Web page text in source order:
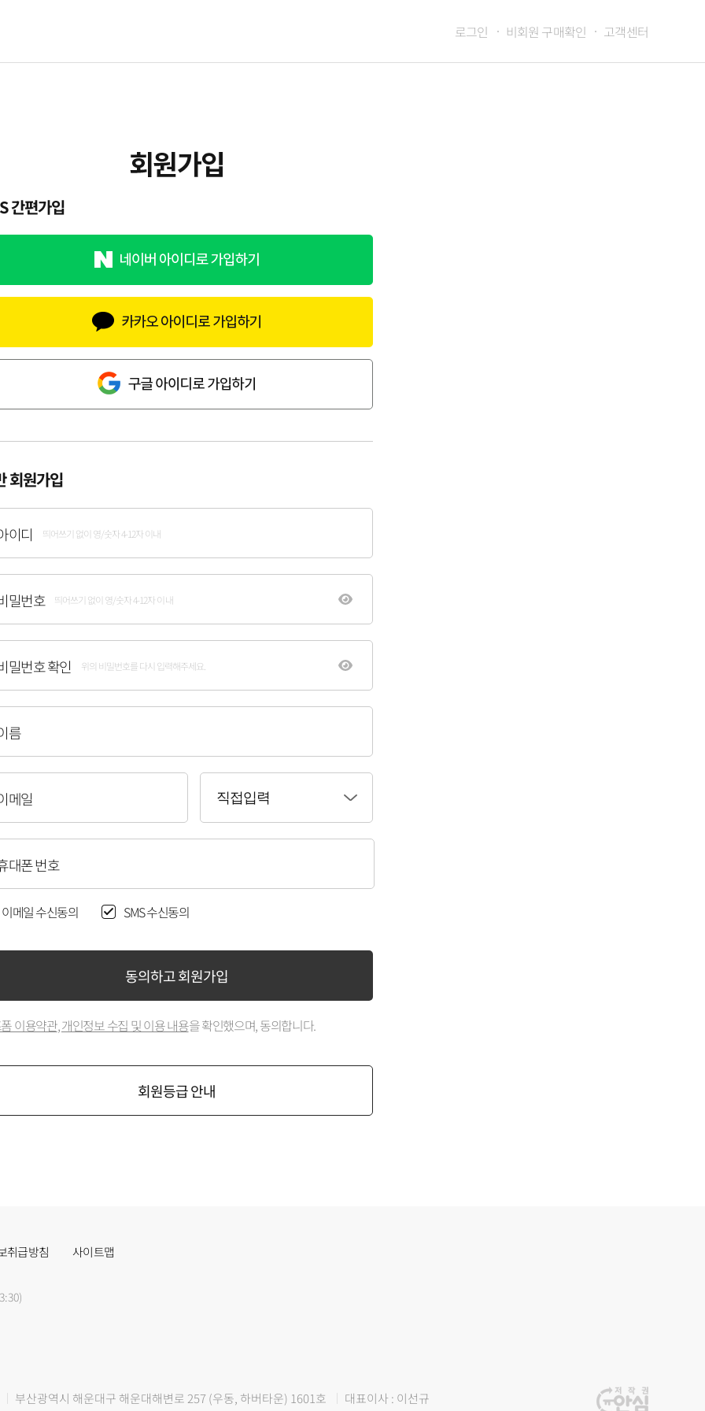
로그인 비회원 구매확인 고객센터
간편가입
회원가입
이디 띄어쓰기 없이 영/숫자 4-12자 이내
밀번호 띄어쓰기 없이 영/숫자 4-12자 이내
밀번호 확인 위의 비밀번호를 다시 입력해주세요.
름
메일 직접입력
대폰 번호
이메일 수신동의 SMS 수신동의
동의하고 회원가입
이용약관,개인정보 수집 및 이용 내용을 확인했으며, 동의합니다.
회원등급 안내
취급방침 사이트맵
부산광역시 해운대구 해운대해변로 257 (우동, 하버타운) 1601호 대표이사 : 이선규